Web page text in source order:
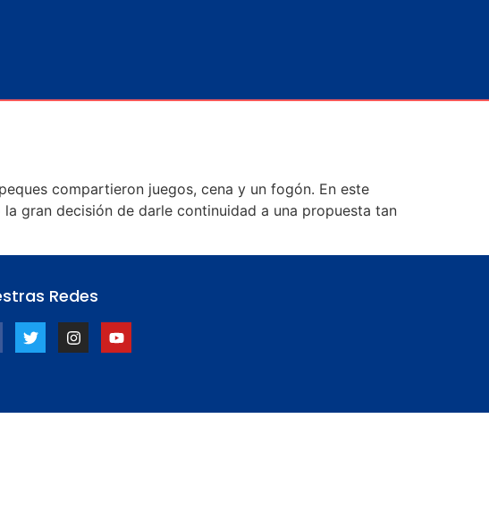
compartieron juegos, cena y un fogón. En este
gran decisión de darle continuidad a una propuesta tan
Redes